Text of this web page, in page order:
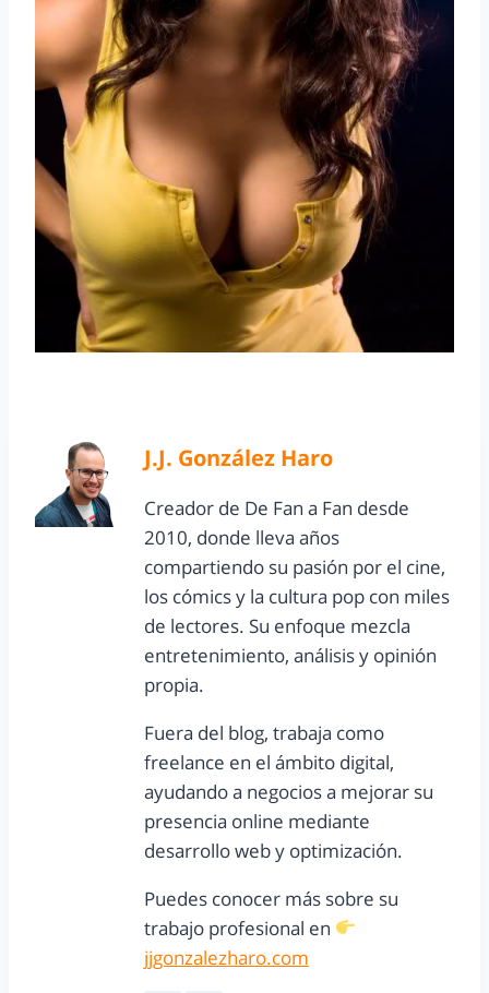
J.J. González Haro
Creador de De Fan a Fan desde
2010, donde lleva años
compartiendo su pasión por el cine,
los cómics y la cultura pop con miles
de lectores. Su enfoque mezcla
entretenimiento, análisis y opinión
propia.
Fuera del blog, trabaja como
freelance en el ámbito digital,
ayudando a negocios a mejorar su
presencia online mediante
desarrollo web y optimización.
Puedes conocer más sobre su
trabajo profesional en
jjgonzalezharo.com